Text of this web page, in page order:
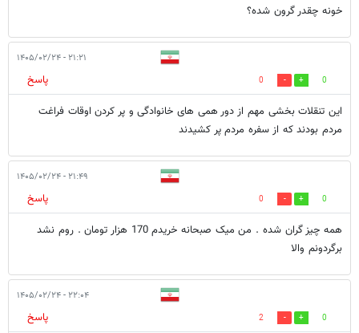
خونه چقدر گرون شده؟
۲۱:۲۱ - ۱۴۰۵/۰۲/۲۴
0
0
پاسخ
این تنقلات بخشی مهم از دور همی های خانوادگی و پر کردن اوقات فراغت
مردم بودند که از سفره مردم پر کشیدند
۲۱:۴۹ - ۱۴۰۵/۰۲/۲۴
0
0
پاسخ
همه چیز گران شده . من میک صبحانه خریدم 170 هزار تومان . روم نشد
برگردونم والا
۲۲:۰۴ - ۱۴۰۵/۰۲/۲۴
0
2
پاسخ